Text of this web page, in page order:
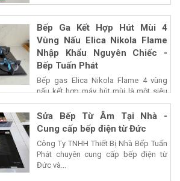
Bếp Ga Kết Hợp Hút Mùi 4
Vùng Nấu Elica Nikola Flame
Nhập Khẩu Nguyên Chiếc -
Bếp Tuấn Phát
Bếp gas Elica Nikola Flame 4 vùng
nấu kết hợp máy hút mùi là một siêu
phẩm của...
Sửa Bếp Từ Âm Tại Nhà -
Cung cấp bếp điện từ Đức
Công Ty TNHH Thiết Bị Nhà Bếp Tuấn
Phát chuyên cung cấp bếp điện từ
Đức và...